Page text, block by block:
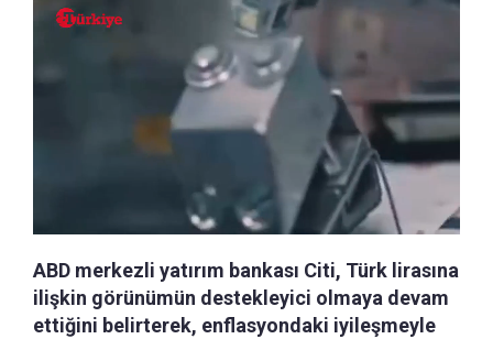
ABD merkezli yatırım bankası Citi, Türk lirasına
ilişkin görünümün destekleyici olmaya devam
ettiğini belirterek, enflasyondaki iyileşmeyle